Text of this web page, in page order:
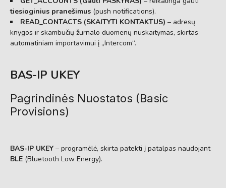
tiesioginius pranešimus (push notifications).
READ_CONTACTS (SKAITYTI KONTAKTUS) – adresų
knygos ir skambučių žurnalo duomenų nuskaitymas, skirtas
automatiniam importavimui į „Intercom“.
BAS-IP UKEY
Pagrindinės Nuostatos (Basic
Provisions)
BAS-IP UKEY – programėlė, skirta patekti į patalpas naudojant
BLE (Bluetooth Low Energy).